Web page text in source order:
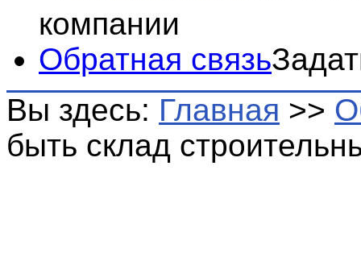
компании
Обратная связь
Вы здесь: Главная >>
быть склад